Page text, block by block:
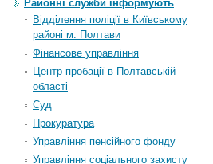
Районні служби інформують
Відділення поліції в Київському
районі м. Полтави
Фінансове управління
Центр пробації в Полтавській
області
Суд
Прокуратура
Управління пенсійного фонду
Управління соціального захисту